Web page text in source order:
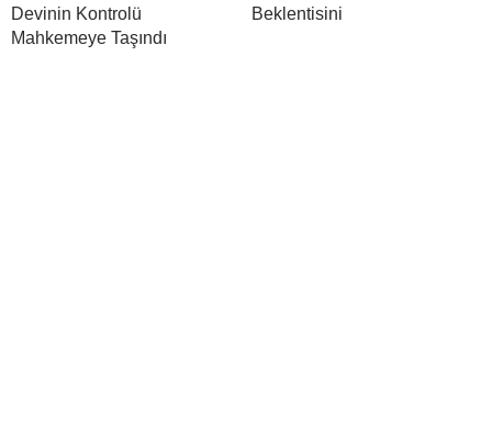
Devinin Kontrolü
Mahkemeye Taşındı
Beklentisini